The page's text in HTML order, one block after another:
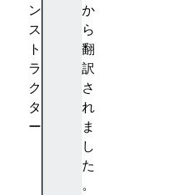
か
ら
翻
訳
さ
れ
ま
し
た
。
ン
ス
ト
ラ
ク
タ
ー